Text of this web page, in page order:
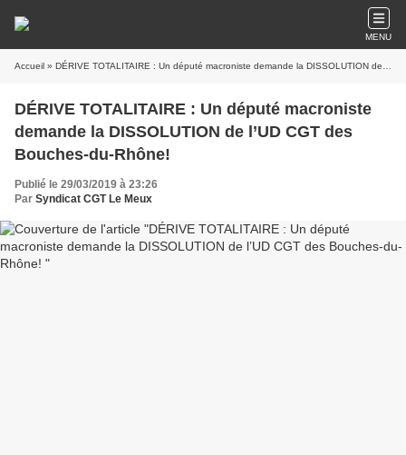
MENU
Accueil » DÉRIVE TOTALITAIRE : Un député macroniste demande la DISSOLUTION de l’UD CGT des Bouches-du-Rhône!
DÉRIVE TOTALITAIRE : Un député macroniste
demande la DISSOLUTION de l’UD CGT des
Bouches-du-Rhône!
Publié le 29/03/2019 à 23:26
Par Syndicat CGT Le Meux